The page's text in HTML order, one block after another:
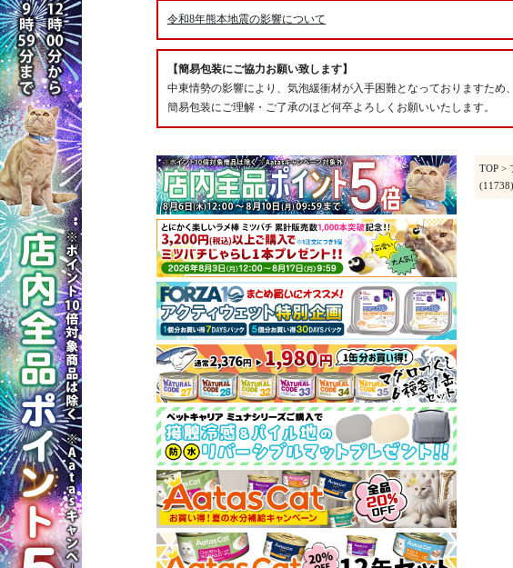
令和8年熊本地震の影響について
【簡易包装にご協力お願い致します】
中東情勢の影響により、気泡緩衝材が入手困難となっておりますため
簡易包装にご理解・ご了承のほど何卒よろしくお願いいたします。
TOP >
(11738)